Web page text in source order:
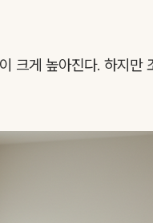
크게 높아진다. 하지만